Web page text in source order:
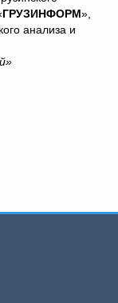
ГРУЗИНФОРМ»,
анализа и